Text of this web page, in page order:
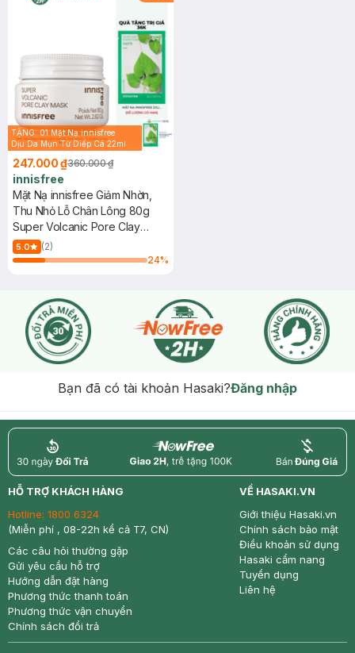
TẶNG: 01 Mặt Nạ innisfree
Dịu Da Mụn Từ Diếp Cá 22ml
247.000 ₫360.000 ₫
innisfree
Mặt Nạ innisfree Giảm Nhờn,
Thu Nhỏ Lỗ Chân Lông 80g
Super Volcanic Pore Clay
Mask
5.0
(2)
24%
Bạn đã có tài khoản Hasaki?Đăng nhập
return nowfree price
HỖ TRỢ KHÁCH HÀNG
Hotline: 1800 6324
(Miễn phí , 08-22h kể cả T7, CN)
Các câu hỏi thường gặp
Gửi yêu cầu hỗ trợ
Hướng dẫn đặt hàng
Phương thức thanh toán
Phương thức vận chuyển
Chính sách đổi trả
VỀ HASAKI.VN
Giới thiệu Hasaki.vn
Chính sách bảo mật
Điều khoản sử dụng
Hasaki cẩm nang
Tuyển dụng
Liên hệ